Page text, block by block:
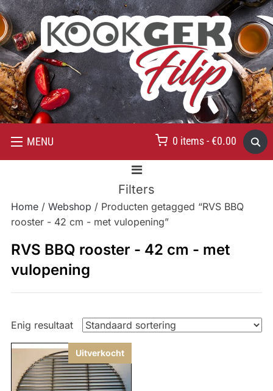
MENU 0 items - €0.00
Filters
Home/ Webshop / Producten getagged “RVS BBQ
rooster - 42 cm - met vulopening”
RVS BBQ rooster - 42 cm - met
vulopening
Enig resultaat
Uitverkocht